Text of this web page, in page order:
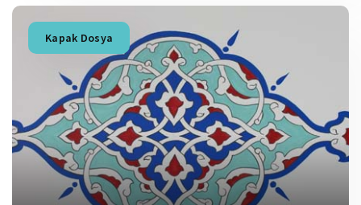
Kapak Dosya